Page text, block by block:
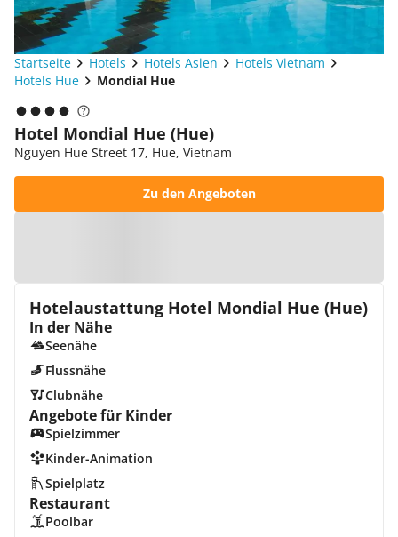
Startseite Hotels Hotels Asien
Hotels Vietnam
Hotels Hue
Mondial Hue
Hotel Mondial Hue (Hue)
Nguyen Hue Street 17, Hue, Vietnam
Zu den Angeboten
Hotelaustattung Hotel Mondial Hue (Hue)
In der Nähe
Seenähe
Flussnähe
Clubnähe
Angebote für Kinder
Spielzimmer
Kinder-Animation
Spielplatz
Restaurant
Poolbar